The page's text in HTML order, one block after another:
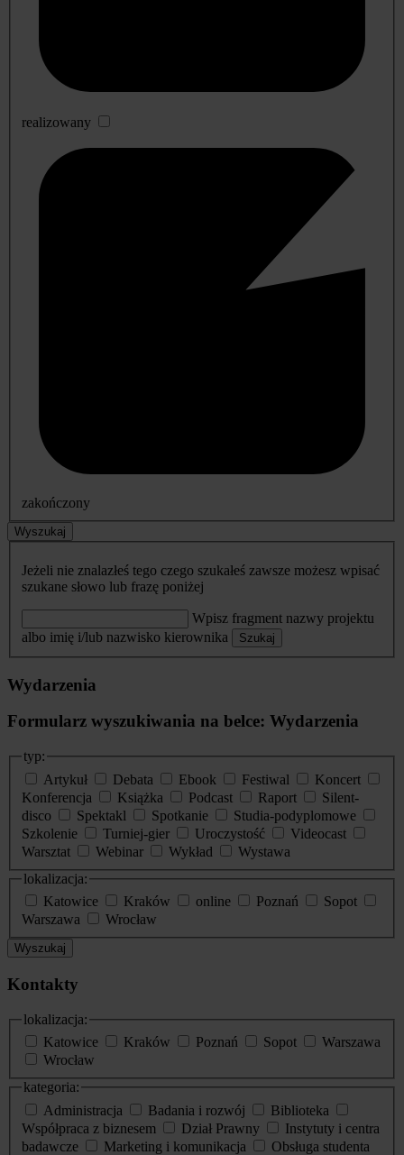
realizowany
zakończony
Wyszukaj
Jeżeli nie znalazłeś tego czego szukałeś zawsze możesz wpisać
szukane słowo lub frazę poniżej
Wpisz fragment nazwy projektu
albo imię i/lub nazwisko kierownika
Szukaj
Wydarzenia
Formularz wyszukiwania na belce: Wydarzenia
typ:
Artykuł
Debata Ebook Festiwal
Koncert
Konferencja
Książka Podcast Raport
Silent-
disco
Spektakl Spotkanie
Studia-podyplomowe
Szkolenie
Turniej-gier Uroczystość
Videocast
Warsztat
Webinar Wykład
Wystawa
lokalizacja:
Katowice
Kraków online Poznań
Sopot
Warszawa
Wrocław
Wyszukaj
Kontakty
lokalizacja:
Katowice
Kraków Poznań Sopot
Warszawa
Wrocław
kategoria:
Administracja
Badania i rozwój
Biblioteka
Współpraca z biznesem
Dział Prawny
Instytuty i centra
badawcze
Marketing i komunikacja
Obsługa studenta